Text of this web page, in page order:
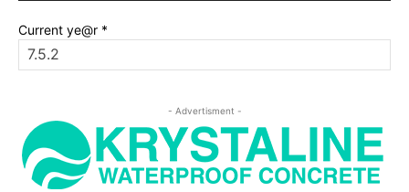
Current ye@r *
- Advertisment -